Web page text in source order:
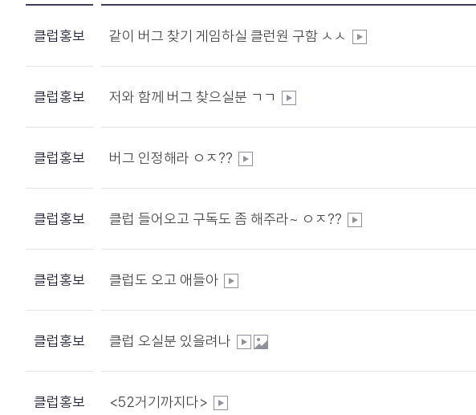
클럽홍보 같이 버그 찾기 게임하실 클런원 구함 ㅅㅅ
클럽홍보 저와 함께 버그 찾으실분 ㄱㄱ
클럽홍보 버그 인정해라 ㅇㅈ??
클럽홍보 클럽 들어오고 구독도 좀 해주라~ ㅇㅈ??
클럽홍보 클럽도 오고 애들아
클럽홍보 클럽 오실분 있을려나
클럽홍보 <52거기까지다>